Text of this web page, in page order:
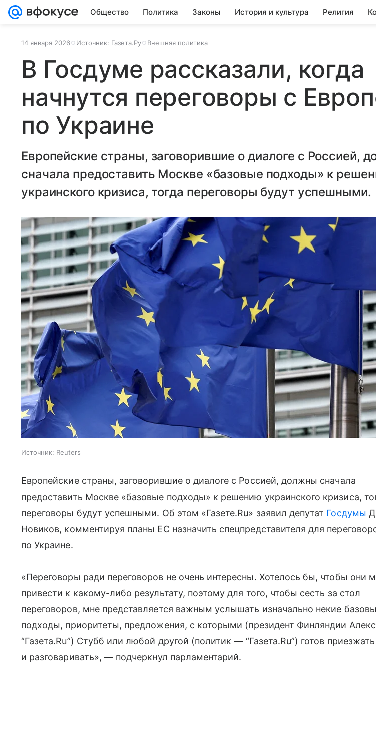
Общество Политика Законы История и культура Религия
14 января 2026 Источник: Газета.Ру Внешняя политика
В Госдуме рассказали, когда
начнутся переговоры с
по Украине
Европейские страны, заговорившие о диалоге с Россией,
сначала предоставить Москве «базовые подходы» к
украинского кризиса, тогда переговоры будут успешными.
Источник: Reuters
Европейские страны, заговорившие о диалоге с Россией, должны сначала
предоставить Москве «базовые подходы» к решению украинского кризиса,
переговоры будут успешными. Об этом «Газете.Ru» заявил депутат Госдумы
Новиков, комментируя планы ЕС назначить спецпредставителя для
по Украине.
«Переговоры ради переговоров не очень интересны. Хотелось бы, чтобы они
привести к какому-либо результату, поэтому для того, чтобы сесть за стол
переговоров, мне представляется важным услышать изначально некие
подходы, приоритеты, предложения, с которыми (президент Финляндии
“Газета.Ru”) Стубб или любой другой (политик — “Газета.Ru”) готов приезжать
и разговаривать», — подчеркнул парламентарий.